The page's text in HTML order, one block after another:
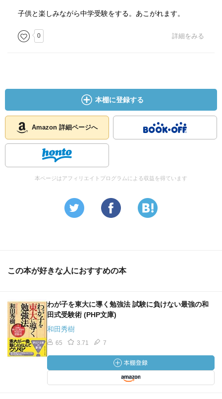
子供と楽しみながら中学受験をする。あこがれます。
0 詳細をみる
本棚に登録する
Amazon 詳細ページへ
本ページはアフィリエイトプログラムによる収益を得ています
この本が好きな人におすすめの本
わが子を東大に導く勉強法 試験に負けない最強の和
田式受験術 (PHP文庫)
和田秀樹
65 3.71 7